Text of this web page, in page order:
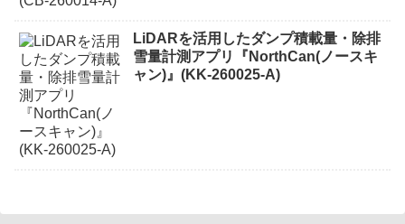
LiDARを活用したダンプ積載量・除排
雪量計測アプリ『NorthCan(ノースキ
ャン)』(KK-260025-A)